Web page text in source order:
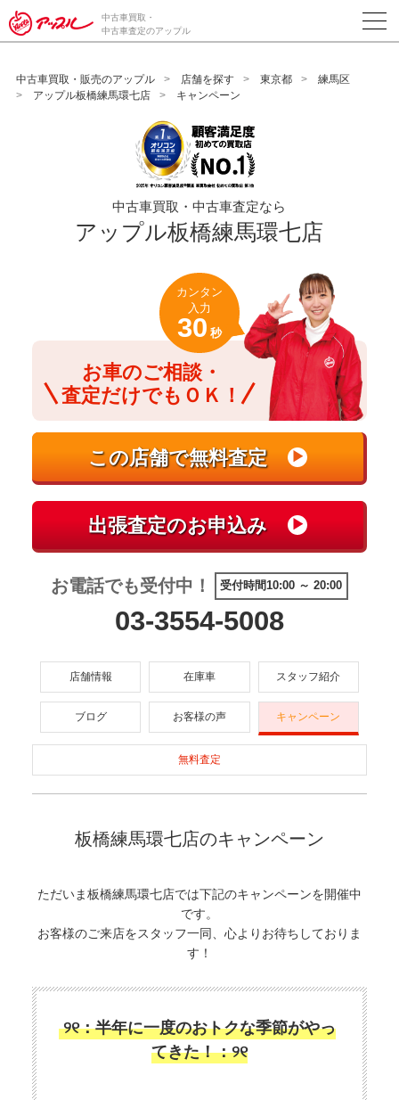
/*ABテスト_新規査定フォームの為のCVボタン*/
中古車買取・
中古車査定のアップル
中古車買取・販売のアップル 店舗を探す 東京都
練馬区
アップル板橋練馬環七店
キャンペーン
中古車買取・中古車査定なら
アップル板橋練馬環七店
お車のご相談・
査定だけでもＯＫ！
カンタン
入力
30 秒
お電話でも受付中！ 受付時間10:00 ～ 20:00
03-3554-5008
店舗情報 在庫車 スタッフ紹介
ブログ お客様の声 キャンペーン
無料査定
板橋練馬環七店のキャンペーン
ただいま板橋練馬環七店では下記のキャンペーンを開催中
です。
お客様のご来店をスタッフ一同、心よりお待ちしておりま
す！
୨୧：半年に一度のおトクな季節がやっ
てきた！：୨୧